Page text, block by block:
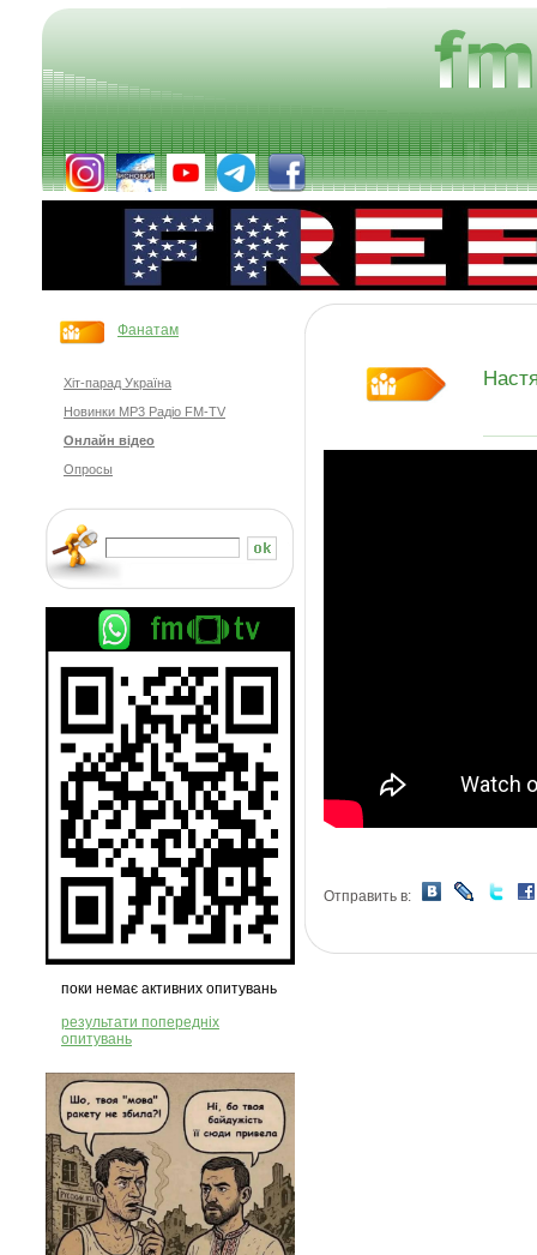
Фанатам
Хіт-парад Україна
Новинки MP3 Радіо FM-TV
Онлайн відео
Опросы
поки немає активних опитувань
результати попередніх
опитувань
Отправить в: